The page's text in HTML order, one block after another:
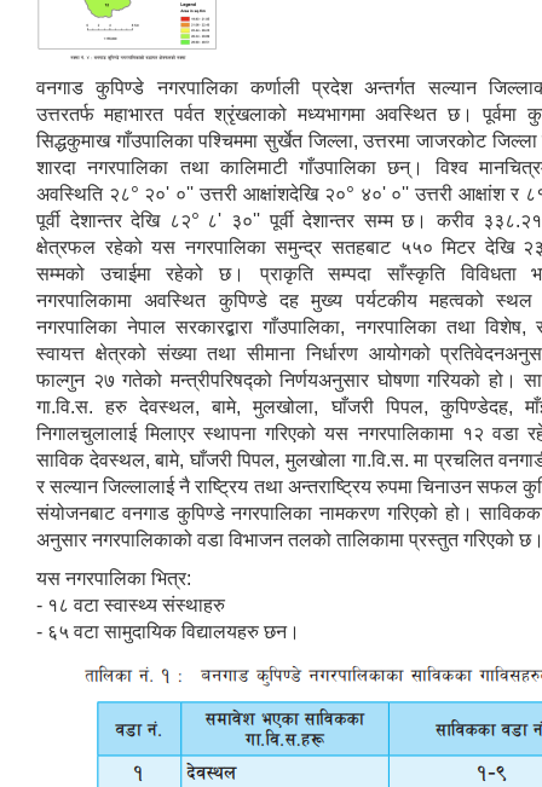
वनगाड कुपिण्डे नगरपालिका कर्णाली प्रदेश अन्तर्गत सल्यान
उत्तरतर्फ महाभारत पर्वत श्रृंखलाको मध्यभागमा अवस्थित छ। पूर्वमा
सिद्धकुमाख गाँउपालिका पश्चिममा सुर्खेत जिल्ला, उत्तरमा जाजरकोट जिल्ला
शारदा नगरपालिका तथा कालिमाटी गाँउपालिका छन्। विश्व
अवस्थिति २८० २०' ०'' उत्तरी आक्षांशदेखि २०० ४०' ०'' उत्तरी आक्षांश र
पूर्वी देशान्तर देखि ८२०
८' ३०'' पूर्वी देशान्तर सम्म छ। करीव
क्षेत्रफल रहेको यस नगरपालिका समुन्द्र सतहबाट ५५० मिटर देखि
सम्मको उचाईमा रहेको छ। प्राकृति सम्पदा साँस्कृति विविधता
नगरपालिकामा अवस्थित कुपिण्डे दह मुख्य पर्यटकीय महत्वको
नगरपालिका नेपाल सरकारद्बारा गाँउपालिका, नगरपालिका तथा विशेष,
स्वायत्त क्षेत्रको संख्या तथा सीमाना निर्धारण आयोगको
फाल्गुन २७ गतेको मन्त्रीपरिषद्को निर्णयअनुसार घोषणा गरियको हो।
गा.वि.स. हरु देवस्थल, बामे, मुलखोला, घाँजरी पिपल, कुपिण्डेदह,
निगालचुलालाई मिलाएर स्थापना गरिएको यस नगरपालिकामा १२ वडा
साविक देवस्थल, बामे, घाँजरी पिपल, मुलखोला गा.वि.स. मा प्रचलित
र सल्यान जिल्लालाई नै राष्ट्रिय तथा अन्तराष्ट्रिय रुपमा चिनाउन सफल
संयोजनबाट वनगाड कुपिण्डे नगरपालिका नामकरण गरिएको हो।
अनुसार नगरपालिकाको वडा विभाजन तलको तालिकामा प्रस्तुत गरिएको
यस नगरपालिका भित्र:
- १८ वटा स्वास्थ्य संस्थाहरु
- ६५ वटा सामुदायिक विद्यालयहरु छन।